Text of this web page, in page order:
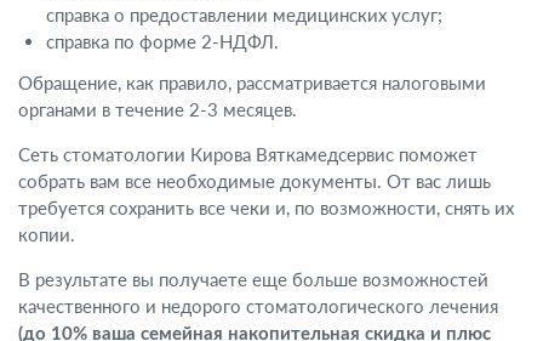
справка о предоставлении медицинских услуг;
справка по форме 2-НДФЛ.
Обращение, как правило, рассматривается налоговыми
органами в течение 2-3 месяцев.
Сеть стоматологии Кирова Вяткамедсервис поможет
собрать вам все необходимые документы. От вас лишь
требуется сохранить все чеки и, по возможности, снять их
копии.
В результате вы получаете еще больше возможностей
качественного и недорого стоматологического лечения
(до 10% ваша семейная накопительная скидка и плюс